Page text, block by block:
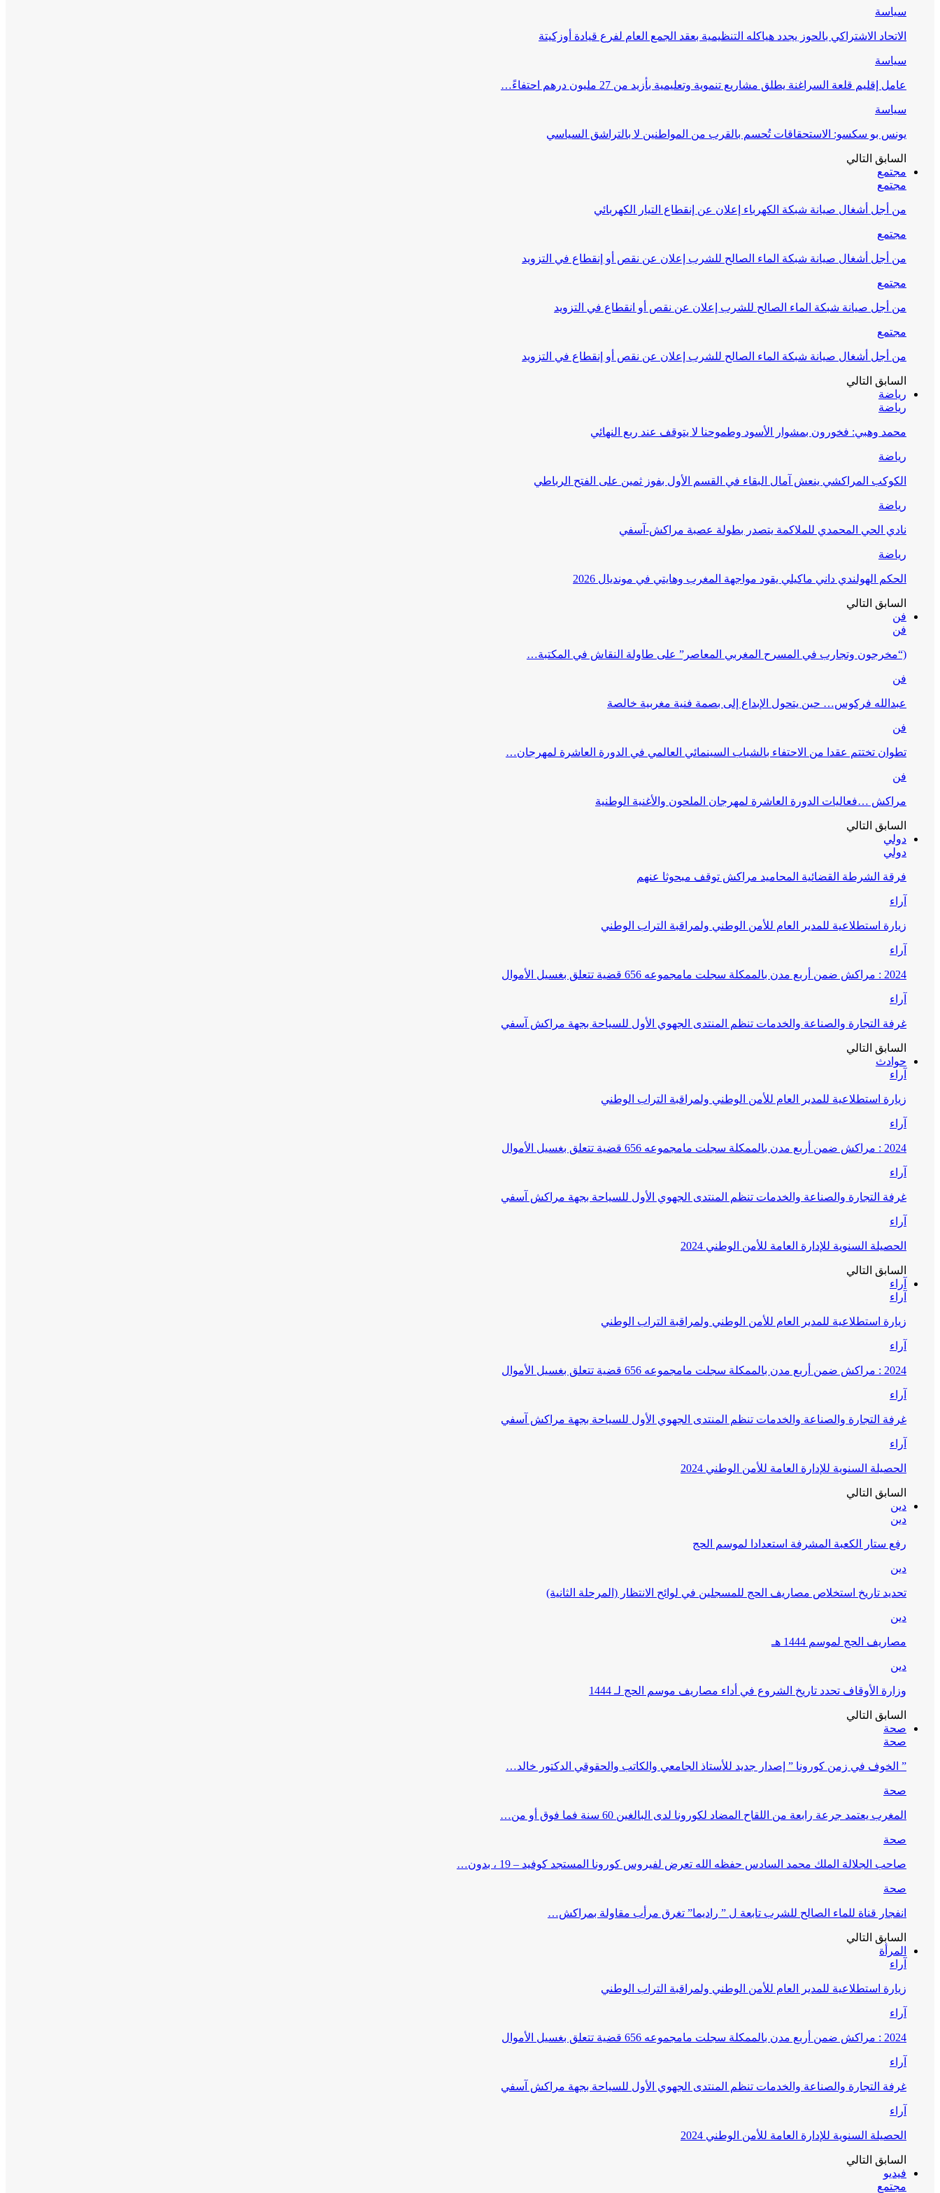
سياسة
الاتحاد الاشتراكي بالحوز يجدد هياكله التنظيمية بعقد الجمع العام لفرع قيادة أوزكيتة
سياسة
عامل إقليم قلعة السراغنة يطلق مشاريع تنموية وتعليمية بأزيد من 27 مليون درهم احتفاءً…
سياسة
يونس بو سكسو: الاستحقاقات تُحسم بالقرب من المواطنين لا بالتراشق السياسي
السابق التالي
مجتمع
مجتمع
من أجل أشغال صيانة شبكة الكهرباء إعلان عن إنقطاع التيار الكهربائي
مجتمع
من أجل أشغال صيانة شبكة الماء الصالح للشرب إعلان عن نقص أو إنقطاع في التزويد
مجتمع
من أجل صيانة شبكة الماء الصالح للشرب إعلان عن نقص أو انقطاع في التزويد
مجتمع
من أجل أشغال صيانة شبكة الماء الصالح للشرب إعلان عن نقص أو إنقطاع في التزويد
السابق التالي
رياضة
رياضة
محمد وهبي: فخورون بمشوار الأسود وطموحنا لا يتوقف عند ربع النهائي
رياضة
الكوكب المراكشي ينعش آمال البقاء في القسم الأول بفوز ثمين على الفتح الرباطي
رياضة
نادي الحي المحمدي للملاكمة يتصدر بطولة عصبة مراكش-آسفي
رياضة
الحكم الهولندي داني ماكيلي يقود مواجهة المغرب وهايتي في مونديال 2026
السابق التالي
فن
فن
(“مخرجون وتجارب في المسرح المغربي المعاصر” على طاولة النقاش في المكتبة…
فن
عبدالله فركوس… حين يتحول الإبداع إلى بصمة فنية مغربية خالصة
فن
تطوان تختتم عقدا من الاحتفاء بالشباب السينمائي العالمي في الدورة العاشرة لمهرجان…
فن
مراكش …فعاليات الدورة العاشرة لمهرجان الملحون والأغنية الوطنية
السابق التالي
دولي
دولي
فرقة الشرطة القضائية المحاميد مراكش توقف مبحوثا عنهم
آراء
زيارة استطلاعية للمدير العام للأمن الوطني ولمراقبة التراب الوطني
آراء
2024 : مراكش ضمن أربع مدن بالممكلة سجلت مامجموعه 656 قضية تتعلق بغسيل الأموال
آراء
غرفة التجارة والصناعة والخدمات تنظم المنتدى الجهوي الأول للسياحة بجهة مراكش آسفي
السابق التالي
حوادث
آراء
زيارة استطلاعية للمدير العام للأمن الوطني ولمراقبة التراب الوطني
آراء
2024 : مراكش ضمن أربع مدن بالممكلة سجلت مامجموعه 656 قضية تتعلق بغسيل الأموال
آراء
غرفة التجارة والصناعة والخدمات تنظم المنتدى الجهوي الأول للسياحة بجهة مراكش آسفي
آراء
الحصيلة السنوية للإدارة العامة للأمن الوطني 2024
السابق التالي
آراء
آراء
زيارة استطلاعية للمدير العام للأمن الوطني ولمراقبة التراب الوطني
آراء
2024 : مراكش ضمن أربع مدن بالممكلة سجلت مامجموعه 656 قضية تتعلق بغسيل الأموال
آراء
غرفة التجارة والصناعة والخدمات تنظم المنتدى الجهوي الأول للسياحة بجهة مراكش آسفي
آراء
الحصيلة السنوية للإدارة العامة للأمن الوطني 2024
السابق التالي
دين
دين
رفع ستار الكعبة المشرفة استعدادا لموسم الحج
دين
تحديد تاريخ استخلاص مصاريف الحج للمسجلين في لوائح الانتظار (المرحلة الثانية)
دين
مصاريف الحج لموسم 1444 هـ
دين
وزارة الأوقاف تحدد تاريخ الشروع في أداء مصاريف موسم الحج لـ 1444
السابق التالي
صحة
صحة
” الخوف في زمن كورونا ” إصدار جديد للأستاذ الجامعي والكاتب والحقوقي الدكتور خالد…
صحة
المغرب يعتمد جرعة رابعة من اللقاح المضاد لكورونا لدى البالغين 60 سنة فما فوق أو من…
صحة
صاحب الجلالة الملك محمد السادس حفظه الله تعرض لفيروس كورونا المستجد كوفيد – 19 ، بدون…
صحة
انفجار قناة للماء الصالح للشرب تابعة ل ” راديما” تغرق مرأب مقاولة بمراكش…
السابق التالي
المرأة
آراء
زيارة استطلاعية للمدير العام للأمن الوطني ولمراقبة التراب الوطني
آراء
2024 : مراكش ضمن أربع مدن بالممكلة سجلت مامجموعه 656 قضية تتعلق بغسيل الأموال
آراء
غرفة التجارة والصناعة والخدمات تنظم المنتدى الجهوي الأول للسياحة بجهة مراكش آسفي
آراء
الحصيلة السنوية للإدارة العامة للأمن الوطني 2024
السابق التالي
فيديو
مجتمع